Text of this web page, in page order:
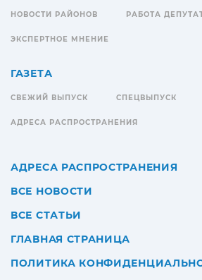
НОВОСТИ РАЙОНОВ РАБОТА
ЭКСПЕРТНОЕ МНЕНИЕ
ГАЗЕТА
СВЕЖИЙ ВЫПУСК СПЕЦВЫПУСК
АДРЕСА РАСПРОСТРАНЕНИЯ
АДРЕСА РАСПРОСТРАНЕНИЯ
ВСЕ НОВОСТИ
ВСЕ СТАТЬИ
ГЛАВНАЯ СТРАНИЦА
ПОЛИТИКА